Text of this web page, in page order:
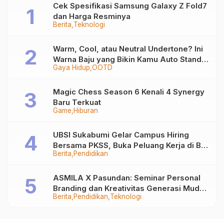
Berita Teknologi
Cek Spesifikasi Samsung Galaxy Z Fold7
dan Harga Resminya
Gaya Hidup OOTD
Warm, Cool, atau Neutral Undertone? Ini
Warna Baju yang Bikin Kamu Auto Stand
Out
Game Hiburan
Magic Chess Season 6 Kenali 4 Synergy
Baru Terkuat
Berita Pendidikan
UBSI Sukabumi Gelar Campus Hiring
Bersama PKSS, Buka Peluang Kerja di BRI
Group
Berita Pendidikan Teknologi
ASMILA X Pasundan: Seminar Personal
Branding dan Kreativitas Generasi Muda
Bersama SDKF